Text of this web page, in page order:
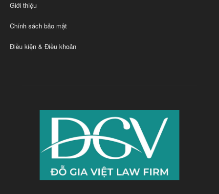
Giới thiệu
Chính sách bảo mật
Điều kiện & Điều khoản